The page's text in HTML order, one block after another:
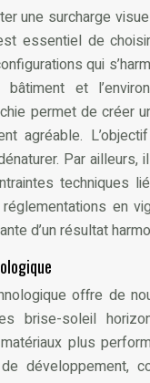
une surcharge
essentiel de
qui
et
permet de créer
agréable.
Par ailleurs,
techniques
en
d’un résultat
offre de
brise-soleil
plus
développement,